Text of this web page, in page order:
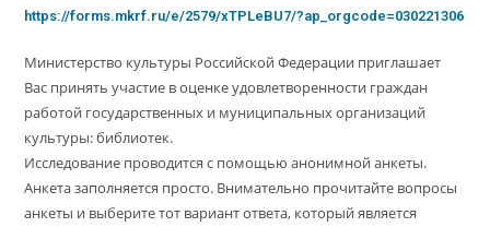
https://forms.mkrf.ru/e/2579/xTPLeBU7/?ap_orgcode=030221306
Министерство культуры Российской Федерации приглашает
Вас принять участие в оценке удовлетворенности граждан
работой государственных и муниципальных организаций
культуры: библиотек.
Исследование проводится с помощью анонимной анкеты.
Анкета заполняется просто. Внимательно прочитайте вопросы
анкеты и выберите тот вариант ответа, который является